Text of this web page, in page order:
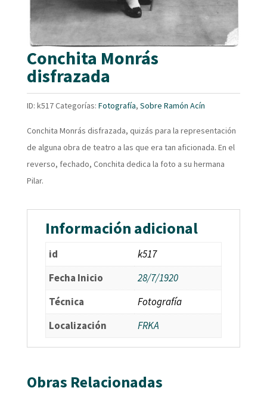
Conchita Monrás
disfrazada
ID: k517Categorías: Fotografía, Sobre Ramón Acín
Conchita Monrás disfrazada, quizás para la representación
de alguna obra de teatro a las que era tan aficionada. En el
reverso, fechado, Conchita dedica la foto a su hermana
Pilar.
Información adicional
id
k517
Fecha Inicio
28/7/1920
Técnica
Fotografía
Localización
FRKA
Obras Relacionadas